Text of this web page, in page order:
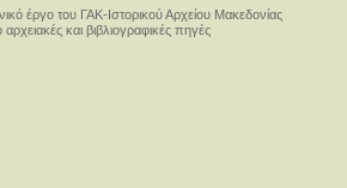
έργο του ΓΑΚ-Ιστορικού Αρχείου Μακεδονίας
και βιβλιογραφικές πηγές